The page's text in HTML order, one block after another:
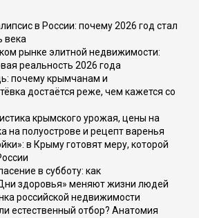
в России: почему 2026 год стал
века
рынке элитной недвижимости:
реальность 2026 года
почему крымчанам и
достаётся реже, чем кажется со
крымского урожая, цены на
на полуострове и рецепт варенья
в Крыму готовят меру, которой
в субботу: как
здоровья» меняют жизни людей
российской недвижимости
естественный отбор? Анатомия